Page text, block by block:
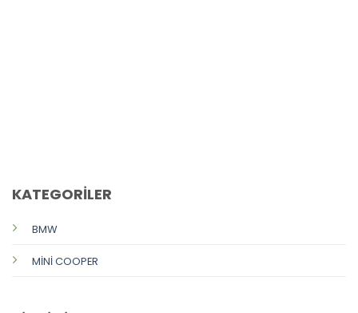
KATEGORİLER
BMW
MİNİ COOPER